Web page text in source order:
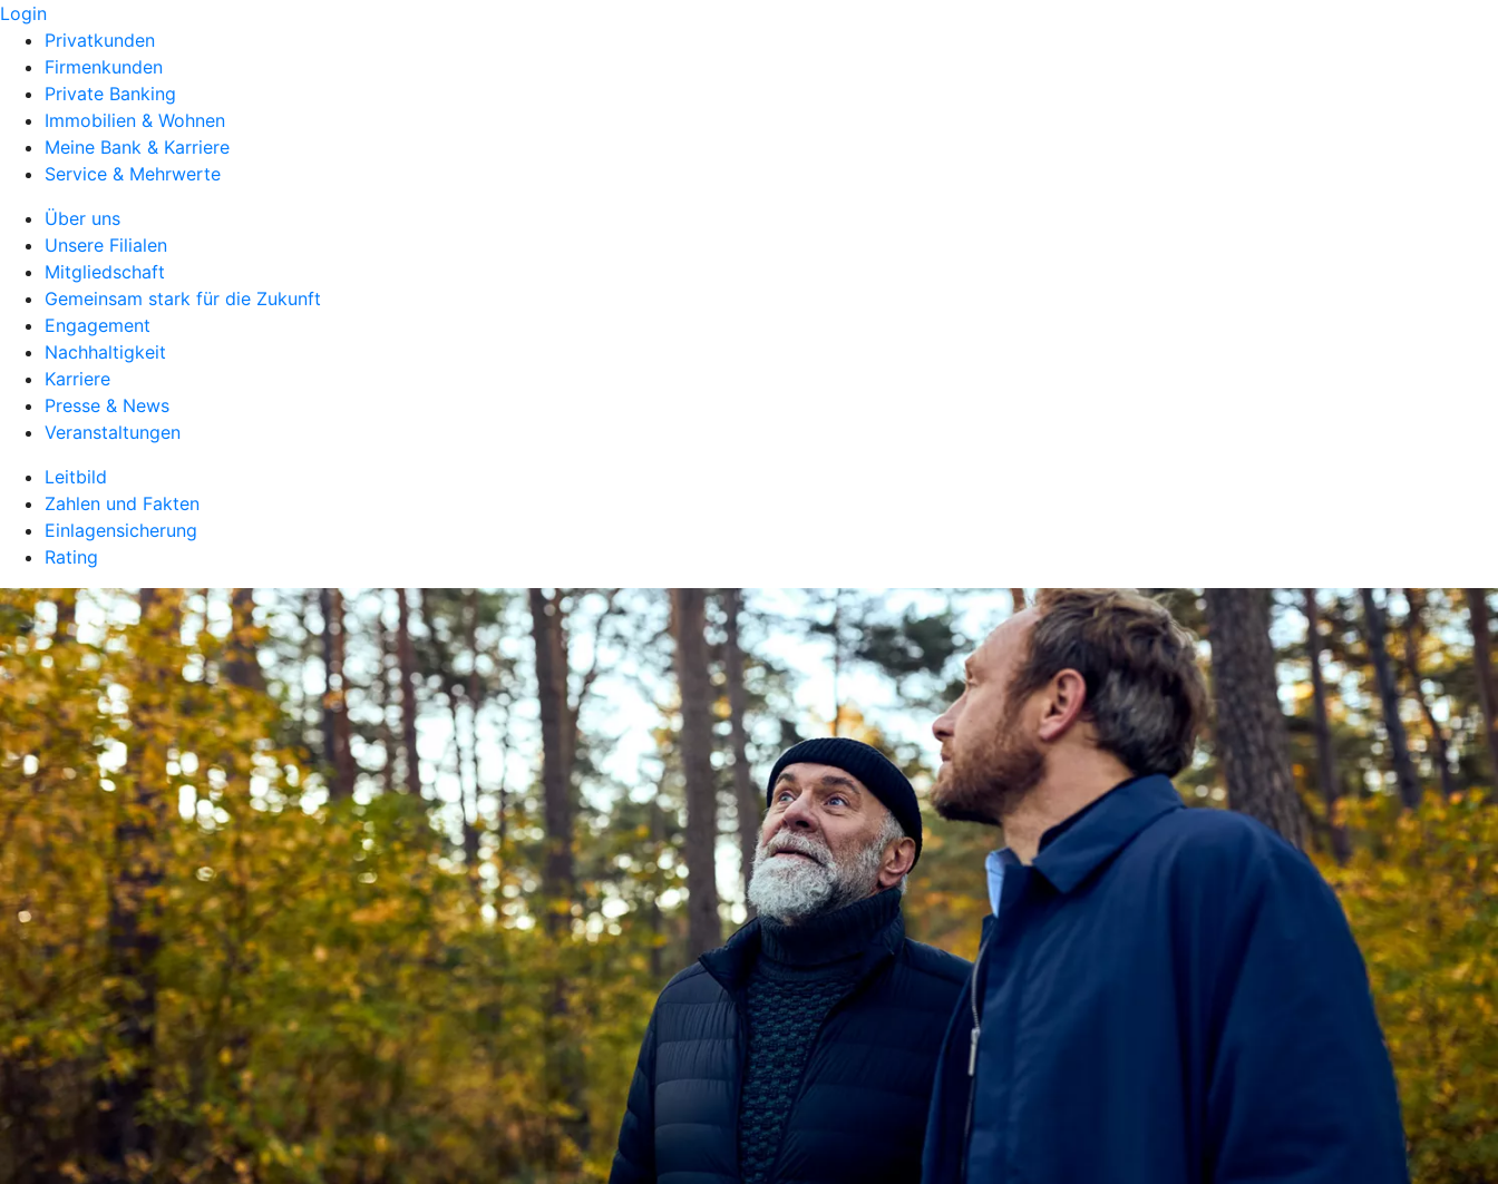
Login
Privatkunden
Firmenkunden
Private Banking
Immobilien & Wohnen
Meine Bank & Karriere
Service & Mehrwerte
Über uns
Unsere Filialen
Mitgliedschaft
Gemeinsam stark für die Zukunft
Engagement
Nachhaltigkeit
Karriere
Presse & News
Veranstaltungen
Leitbild
Zahlen und Fakten
Einlagensicherung
Rating